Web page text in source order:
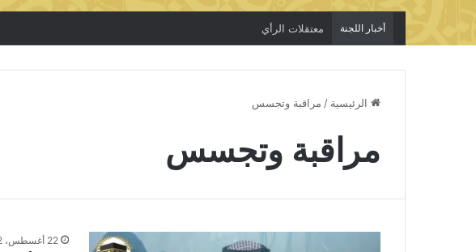
أخبار اللجنة معتقلات الرأي
الرئيسية / مراقبة وتجسس
مراقبة وتجسس
22 أغسطس، 2022